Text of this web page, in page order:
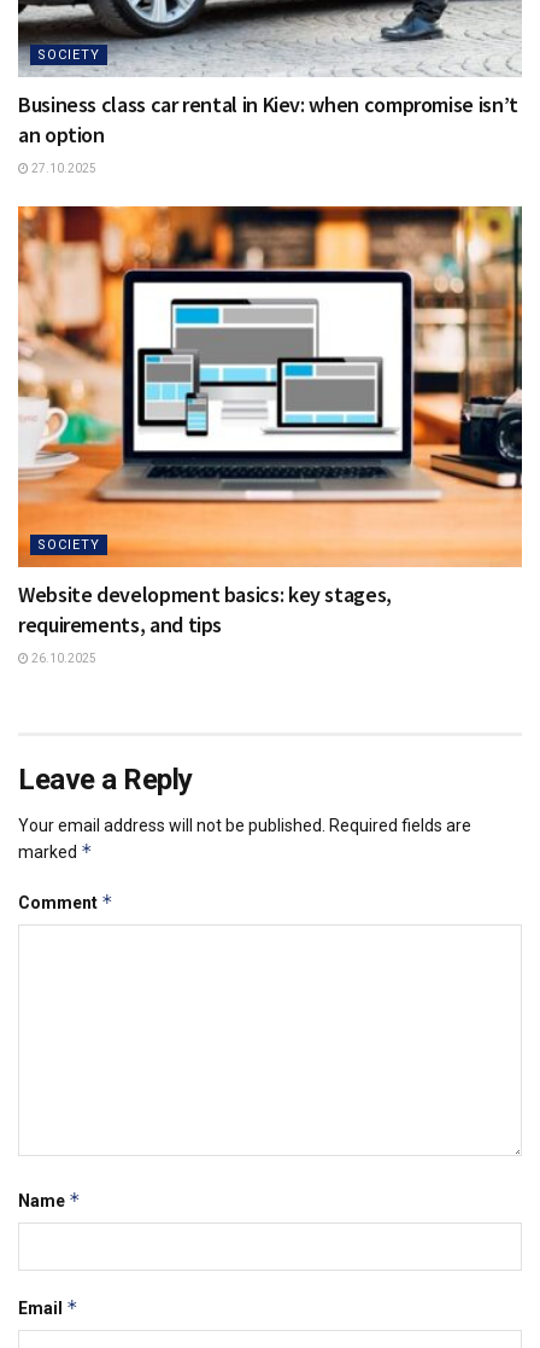
SOCIETY
Business class car rental in Kiev: when compromise isn’t
an option
27.10.2025
SOCIETY
Website development basics: key stages,
requirements, and tips
26.10.2025
Leave a Reply
Your email address will not be published.
Required fields are
marked *
Comment *
Name *
Email *